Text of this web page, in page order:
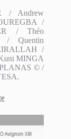
/ Andrew
/
/ Théo
/ Quentin
/
MINGA
PLANAS © /